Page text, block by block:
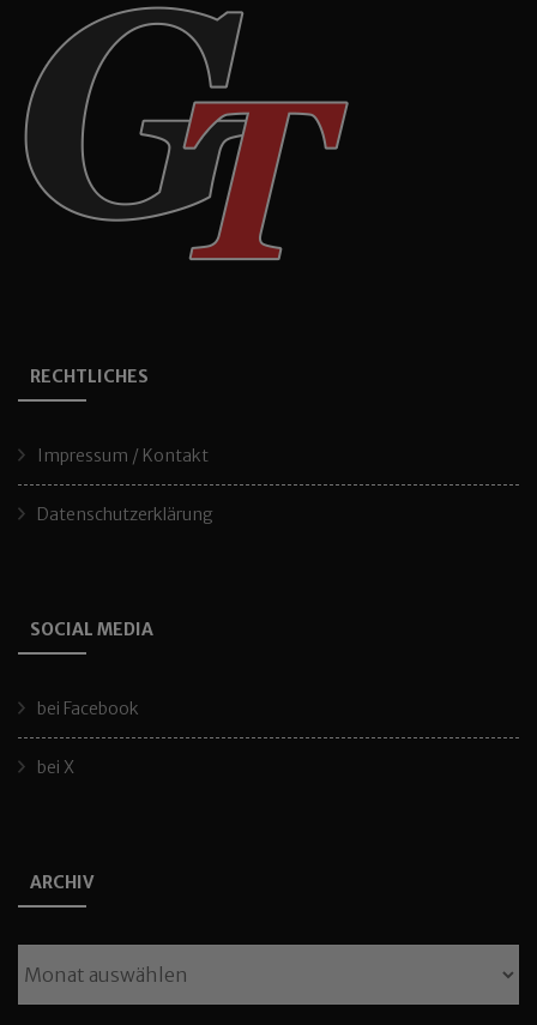
RECHTLICHES
Impressum / Kontakt
Datenschutzerklärung
SOCIAL MEDIA
bei Facebook
bei X
ARCHIV